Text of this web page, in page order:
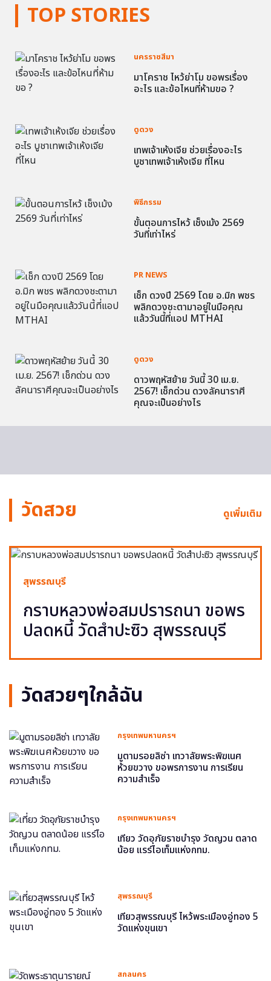
TOP STORIES
นครราชสีมา
มาโคราช ไหว้ย่าโม ขอพรเรื่อง
อะไร และข้อไหนที่ห้ามขอ ?
ดูดวง
เทพเจ้าเห้งเจีย ช่วยเรื่องอะไร
บูชาเทพเจ้าเห้งเจีย ที่ไหน
พิธีกรรม
ขั้นตอนการไหว้ เช็งเม้ง 2569
วันที่เท่าไหร่
PR NEWS
เช็ก ดวงปี 2569 โดย อ.มิก พชร
พลิกดวงชะตามาอยู่ในมือคุณ
แล้ววันนี้ที่แอป MTHAI
ดูดวง
ดาวพฤหัสย้าย วันนี้ 30 เม.ย.
2567! เช็กด่วน ดวงลัคนาราศี
คุณจะเป็นอย่างไร
วัดสวย ดูเพิ่มเติม
สุพรรณบุรี
กราบหลวงพ่อสมปรารถนา ขอพร
ปลดหนี้ วัดสำปะซิว สุพรรณบุรี
วัดสวยๆใกล้ฉัน
กรุงเทพมหานครฯ
มูตามรอยลิซ่า เทวาลัยพระพิฆเนศ
ห้วยขวาง ขอพรการงาน การเรียน
ความสำเร็จ
กรุงเทพมหานครฯ
เที่ยว วัดอุภัยราชบำรุง วัดญวน ตลาด
น้อย แรร์ไอเท็มแห่งกทม.
สุพรรณบุรี
เที่ยวสุพรรณบุรี ไหว้พระเมืองอู่ทอง 5
วัดแห่งขุนเขา
สกลนคร